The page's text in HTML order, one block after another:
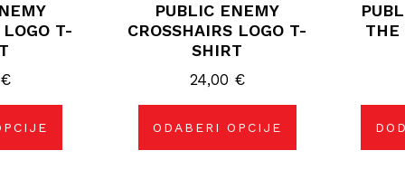
LOGO T-
€
PUBLIC ENEMY
CROSSHAIRS LOGO T-
SHIRT
24,00 €
ODABERI OPCIJE
ima
varijanti.
Opcije
mogu
odabrati
proizvoda
THE